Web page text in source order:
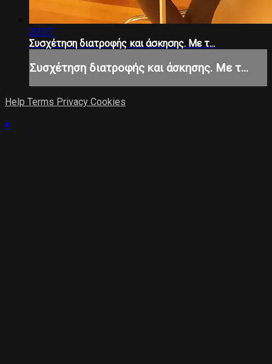
20:37
Συσχέτηση διατροφής και άσκησης. Με τ...
Συσχέτηση διατροφής και άσκησης. Με τ...
Help Terms Privacy Cookies
×